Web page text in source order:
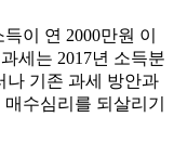
이 연 2000만원 이
세는 2017년 소득분
나 기존 과세 방안과
수심리를 되살리기